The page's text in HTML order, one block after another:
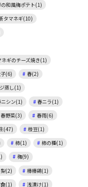
の和風梅ポテト(1)
タマネギ(10)
ネギのチーズ焼き(1)
(6)
春(2)
蒸し(1)
ニシン(1)
春ニラ(1)
春野菜(3)
春雨(6)
(47)
枝豆(1)
柿(1)
柿の種(1)
梅(9)
梨(2)
棒棒鶏(1)
(1) 浅漬け(1)